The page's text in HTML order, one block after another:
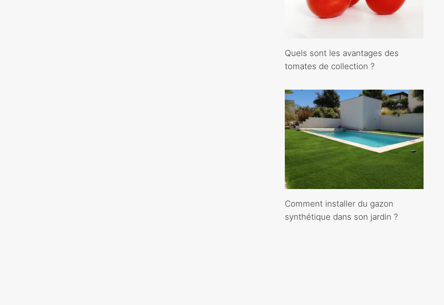
Quels sont les avantages des
tomates de collection ?
Comment installer du gazon
synthétique dans son jardin ?